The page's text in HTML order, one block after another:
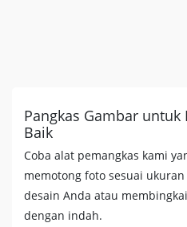
Pangkas Gambar
Baik
Coba alat pemangkas kami
memotong foto sesuai
desain Anda atau
dengan indah.